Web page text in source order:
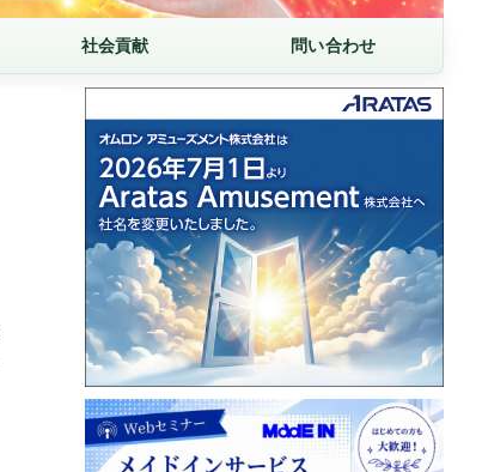
社会貢献 問い合わせ